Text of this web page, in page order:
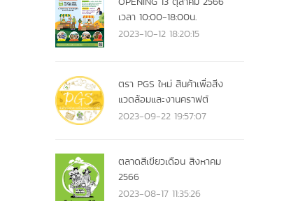
เวลา 10:00-18:00น.
2023-10-12 18:20:15
ตรา PGS ใหม่ สินค้าเพื่อสิ่ง
แวดล้อมและงานคราฟต์
2023-09-22 19:57:07
ตลาดสีเขียวเดือน สิงหาคม
2566
2023-08-17 11:35:26